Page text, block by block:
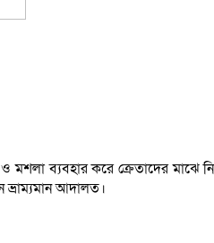
ব্যবহার করে ক্রেতাদের মাঝে
আদালত।